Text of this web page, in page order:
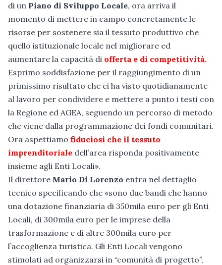
di un Piano di Sviluppo Locale, ora arriva il
momento di mettere in campo concretamente le
risorse per sostenere sia il tessuto produttivo che
quello istituzionale locale nel migliorare ed
aumentare la capacità di offerta e di competitività.
Esprimo soddisfazione per il raggiungimento di un
primissimo risultato che ci ha visto quotidianamente
al lavoro per condividere e mettere a punto i testi con
la Regione ed AGEA, seguendo un percorso di metodo
che viene dalla programmazione dei fondi comunitari.
Ora aspettiamo fiduciosi che il tessuto
imprenditoriale dell’area risponda positivamente
insieme agli Enti Locali».
Il direttore Mario Di Lorenzo entra nel dettaglio
tecnico specificando che «sono due bandi che hanno
una dotazione finanziaria di 350mila euro per gli Enti
Locali, di 300mila euro per le imprese della
trasformazione e di altre 300mila euro per
l’accoglienza turistica. Gli Enti Locali vengono
stimolati ad organizzarsi in “comunità di progetto”,